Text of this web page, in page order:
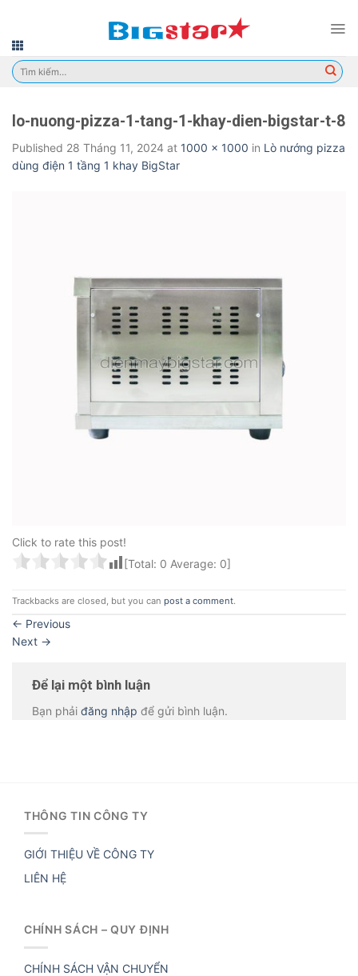
content
Tìm
kiếm:
lo-nuong-pizza-1-tang-1-khay-dien-bigstar-t-8
Published 28 Tháng 11, 2024 at 1000 × 1000 in Lò nướng pizza
dùng điện 1 tầng 1 khay BigStar
Click to rate this post!
[Total: 0 Average: 0]
Trackbacks are closed, but you can post a comment.
← Previous
Next →
Để lại một bình luận
Bạn phải đăng nhập để gửi bình luận.
THÔNG TIN CÔNG TY
GIỚI THIỆU VỀ CÔNG TY
LIÊN HỆ
CHÍNH SÁCH – QUY ĐỊNH
CHÍNH SÁCH VẬN CHUYỂN